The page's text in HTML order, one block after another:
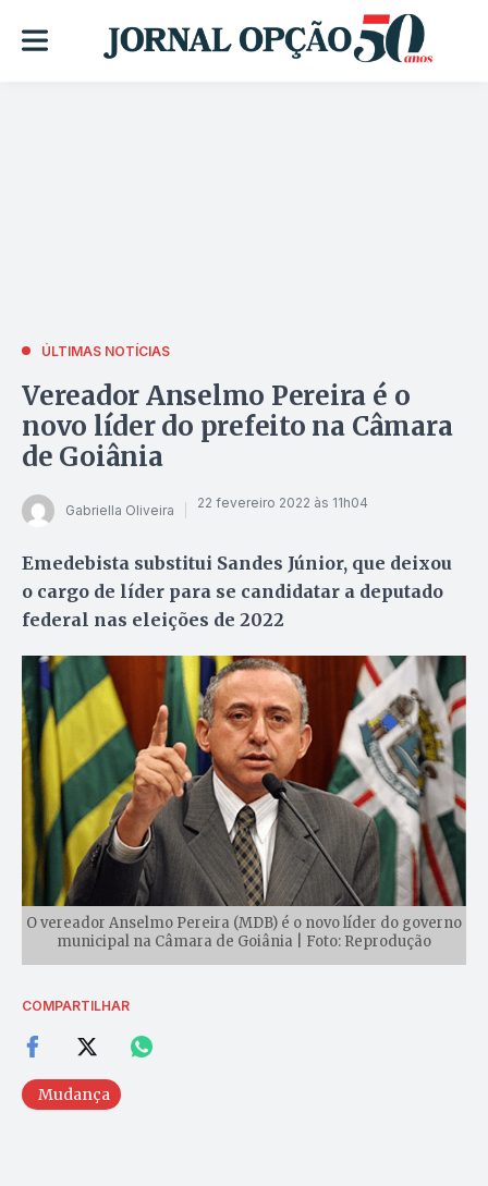
ÚLTIMAS NOTÍCIAS
Vereador Anselmo Pereira é o
novo líder do prefeito na Câmara
de Goiânia
Gabriella Oliveira 22 fevereiro 2022 às 11h04
Emedebista substitui Sandes Júnior, que deixou
o cargo de líder para se candidatar a deputado
federal nas eleições de 2022
O vereador Anselmo Pereira (MDB) é o novo líder do governo
municipal na Câmara de Goiânia | Foto: Reprodução
COMPARTILHAR
Mudança